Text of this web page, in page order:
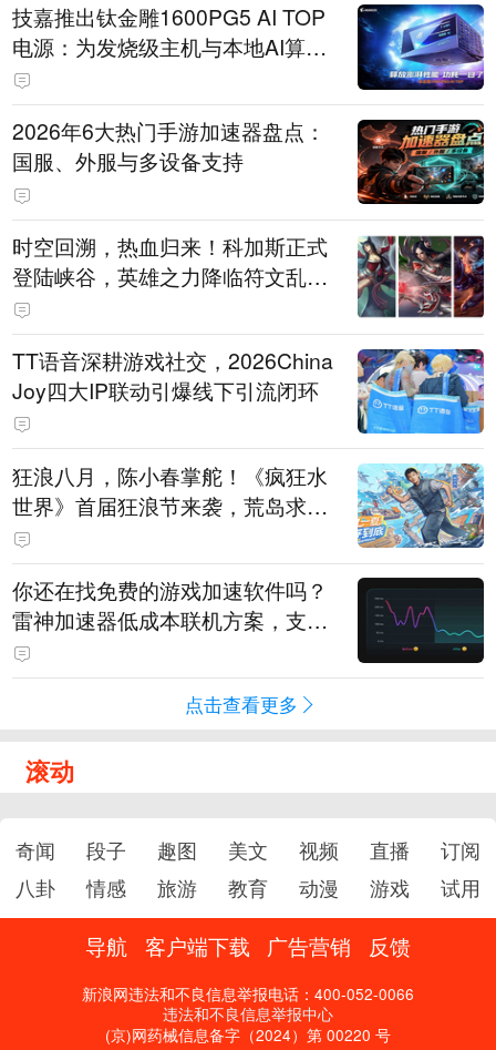
技嘉推出钛金雕1600PG5 AI TOP
电源：为发烧级主机与本地AI算力
打造旗舰供电方案
2026年6大热门手游加速器盘点：
国服、外服与多设备支持
时空回溯，热血归来！科加斯正式
登陆峡谷，英雄之力降临符文乱
斗！
TT语音深耕游戏社交，2026China
Joy四大IP联动引爆线下引流闭环
狂浪八月，陈小春掌舵！《疯狂水
世界》首届狂浪节来袭，荒岛求生
直播即将开启
你还在找免费的游戏加速软件吗？
雷神加速器低成本联机方案，支持
免费试用
点击查看更多
滚动
奇闻 段子 趣图 美文 视频 直播
订阅
八卦
情感 旅游 教育 动漫 游戏 试用
导航 客户端下载 广告营销 反馈
新浪网违法和不良信息举报电话：400-052-0066
违法和不良信息举报中心
(京)网药械信息备字（2024）第 00220 号